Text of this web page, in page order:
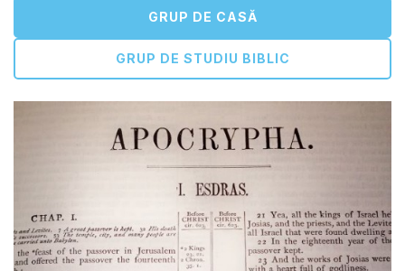
GRUP DE CASĂ
GRUP DE STUDIU BIBLIC